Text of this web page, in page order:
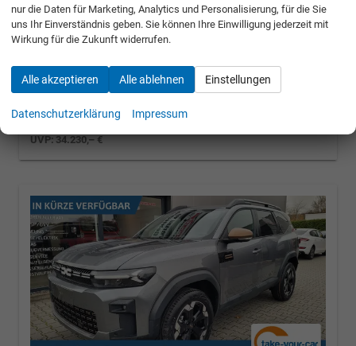
Verbrauch kombiniert:
4,70 l/100km
CO -Klasse:
C
CO 2-Emissionen: 106,00 g/km
33.190,– €
incl. 19% MwSt.
UVP: 34.230,– €
nur die Daten für Marketing, Analytics und Personalisierung, für die Sie
uns Ihr Einverständnis geben. Sie können Ihre Einwilligung jederzeit mit
Wirkung für die Zukunft widerrufen.
Alle akzeptieren Alle ablehnen Einstellungen
Datenschutzerklärung Impressum